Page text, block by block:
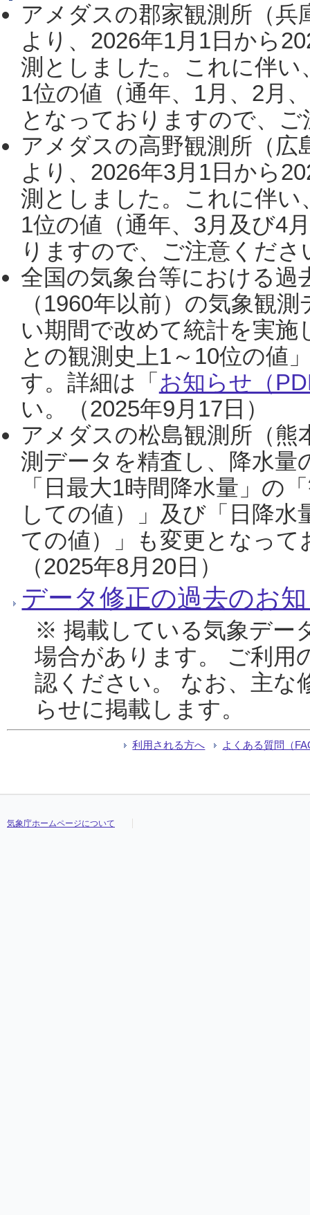
アメダスの郡家観測所（
より、2026年1月1日から
測としました。これに伴い
1位の値（通年、1月、2月
となっておりますので、
アメダスの高野観測所（
より、2026年3月1日から
測としました。これに伴い
1位の値（通年、3月及び4
りますので、ご注意くだ
全国の気象台等における過
（1960年以前）の気象観
い期間で改めて統計を実
との観測史上1～10位の値
す。詳細は「 お知らせ（
い。（2025年9月17日）
アメダスの松島観測所（熊
測データを精査し、降水
「日最大1時間降水量」の
しての値）」及び「日降
ての値）」も変更となっ
（2025年8月20日）
データ修正の過去のお
※ 掲載している気象デー
場合があります。 ご利用
認ください。 なお、主な
らせに掲載します。
利用される方へ よくある質問（
気象庁ホームページについて